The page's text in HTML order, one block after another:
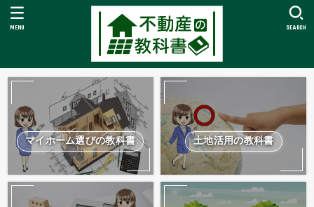
SEARCH
MENU
マイホーム選びの教科書 土地活用の教科書